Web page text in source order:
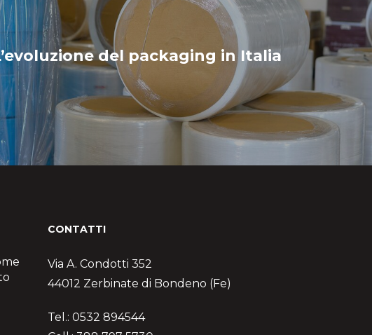
del packaging in Italia
CONTATTI
Via A. Condotti 352
44012 Zerbinate di Bondeno (Fe)
Tel.: 0532 894544